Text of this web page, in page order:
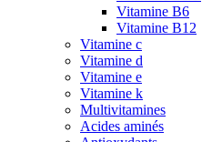
Vitamine B6
Vitamine B12
Vitamine c
Vitamine d
Vitamine e
Vitamine k
Multivitamines
Acides aminés